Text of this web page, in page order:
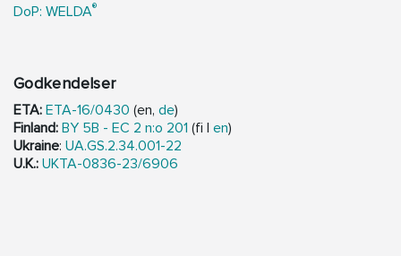
DoP: WELDA®
Godkendelser
ETA: ETA-16/0430 (en, de)
Finland: BY 5B - EC 2 n:o 201 (fi | en)
Ukraine: UA.GS.2.34.001-22
U.K.: UKTA-0836-23/6906